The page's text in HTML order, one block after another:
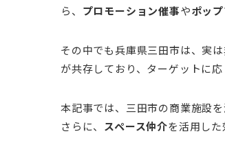
ら、 プロモーション催事やポッ
その中でも兵庫県三田市は、実
が共存しており、ターゲットに
本記事では、三田市の商業施設
さらに、 スペース仲介を活用した